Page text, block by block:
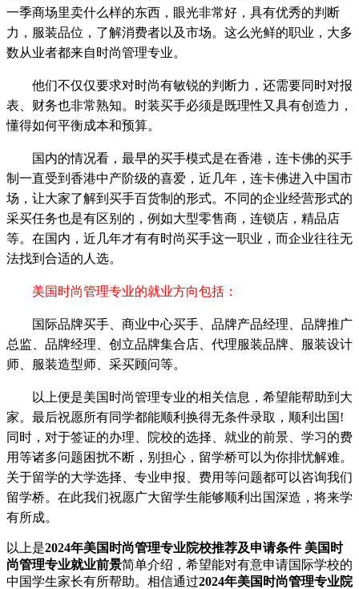
一季商场里卖什么样的东西，眼光非常好，具有优秀的判断
力，服装品位，了解消费者以及市场。这么光鲜的职业，大多
数从业者都来自时尚管理专业。
他们不仅仅要求对时尚有敏锐的判断力，还需要同时对报
表、财务也非常熟知。时装买手必须是既理性又具有创造力，
懂得如何平衡成本和预算。
国内的情况看，最早的买手模式是在香港，连卡佛的买手
制一直受到香港中产阶级的喜爱，近几年，连卡佛进入中国市
场，让大家了解到买手百货制的形式。不同的企业经营形式的
采买任务也是有区别的，例如大型零售商，连锁店，精品店
等。在国内，近几年才有有时尚买手这一职业，而企业往往无
法找到合适的人选。
美国时尚管理专业的就业方向包括：
国际品牌买手、商业中心买手、品牌产品经理、品牌推广
总监、品牌经理、创立品牌集合店、代理服装品牌、服装设计
师、服装造型师、采买顾问等。
以上便是美国时尚管理专业的相关信息，希望能帮助到大
家。最后祝愿所有同学都能顺利换得无条件录取，顺利出国!
同时，对于签证的办理、院校的选择、就业的前景、学习的费
用等诸多问题困扰不断，别担心，留学桥可以为你排忧解难。
关于留学的大学选择、专业申报、费用等问题都可以咨询我们
留学桥。在此我们祝愿广大留学生能够顺利出国深造，将来学
有所成。
以上是2024年美国时尚管理专业院校推荐及申请条件 美国时
尚管理专业就业前景简单介绍，希望能对有意申请国际学校的
中国学生家长有所帮助。相信通过2024年美国时尚管理专业院